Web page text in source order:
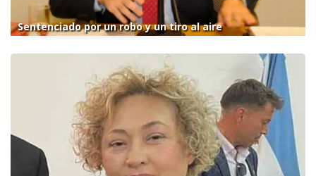
Sentenciado por un robo y un tiro al aire